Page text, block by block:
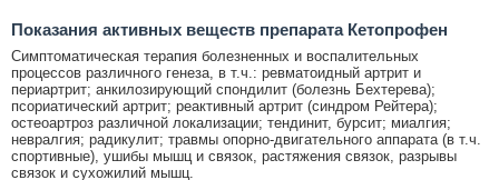
Показания активных веществ препарата Кетопрофен
Симптоматическая терапия болезненных и воспалительных
процессов различного генеза, в т.ч.: ревматоидный артрит и
периартрит; анкилозирующий спондилит (болезнь Бехтерева);
псориатический артрит; реактивный артрит (синдром Рейтера);
остеоартроз различной локализации; тендинит, бурсит; миалгия;
невралгия; радикулит; травмы опорно-двигательного аппарата (в т.ч.
спортивные), ушибы мышц и связок, растяжения связок, разрывы
связок и сухожилий мышц.